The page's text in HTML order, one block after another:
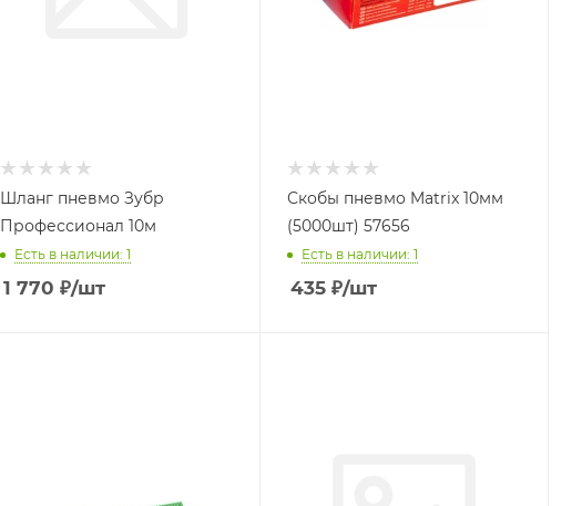
Шланг пневмо Зубр
Профессионал 10м
Есть в наличии: 1
1 770 ₽/шт
Скобы пневмо Matrix 10мм
(5000шт) 57656
Есть в наличии: 1
435 ₽/шт